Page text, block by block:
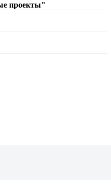
проекты"